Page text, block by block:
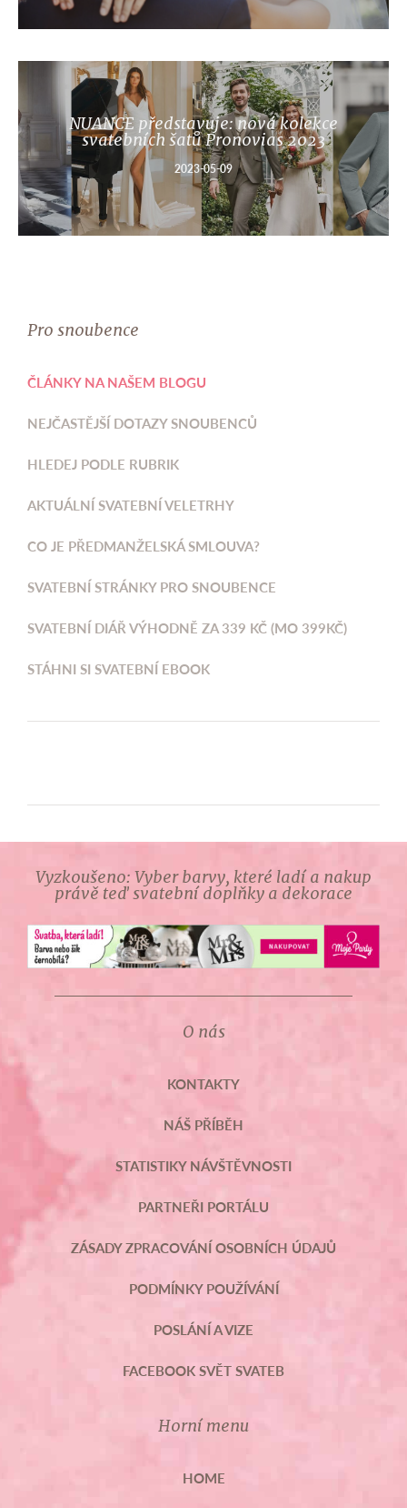
NUANCE představuje: nová kolekce
svatebních šatů Pronovias 2023
2023-05-09
Pro snoubence
ČLÁNKY NA NAŠEM BLOGU
NEJČASTĚJŠÍ DOTAZY SNOUBENCŮ
HLEDEJ PODLE RUBRIK
AKTUÁLNÍ SVATEBNÍ VELETRHY
CO JE PŘEDMANŽELSKÁ SMLOUVA?
SVATEBNÍ STRÁNKY PRO SNOUBENCE
SVATEBNÍ DIÁŘ VÝHODNĚ ZA 339 KČ (MO 399KČ)
STÁHNI SI SVATEBNÍ EBOOK
Vyzkoušeno: Vyber barvy, které ladí a nakup
právě teď svatební doplňky a dekorace
O nás
KONTAKTY
NÁŠ PŘÍBĚH
STATISTIKY NÁVŠTĚVNOSTI
PARTNEŘI PORTÁLU
ZÁSADY ZPRACOVÁNÍ OSOBNÍCH ÚDAJŮ
PODMÍNKY POUŽÍVÁNÍ
POSLÁNÍ A VIZE
FACEBOOK SVĚT SVATEB
Horní menu
HOME